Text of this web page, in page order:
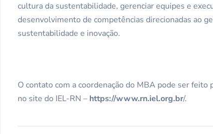
cultura da sustentabilidade, gerenciar equipes e
desenvolvimento de competências direcionadas ao
sustentabilidade e inovação.
O contato com a coordenação do MBA pode ser
no site do IEL-RN – https://www.rn.iel.org.br/.